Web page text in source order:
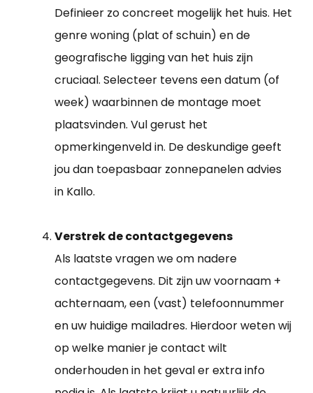
Definieer zo concreet mogelijk het huis. Het
genre woning (plat of schuin) en de
geografische ligging van het huis zijn
cruciaal. Selecteer tevens een datum (of
week) waarbinnen de montage moet
plaatsvinden. Vul gerust het
opmerkingenveld in. De deskundige geeft
jou dan toepasbaar zonnepanelen advies
in Kallo.
Verstrek de contactgegevens
Als laatste vragen we om nadere
contactgegevens. Dit zijn uw voornaam +
achternaam, een (vast) telefoonnummer
en uw huidige mailadres. Hierdoor weten wij
op welke manier je contact wilt
onderhouden in het geval er extra info